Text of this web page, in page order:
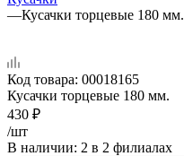
—Кусачки торцевые 180 мм.
Код товара: 00018165
Кусачки торцевые 180 мм.
430 ₽
/шт
В наличии: 2 в 2 филиалах